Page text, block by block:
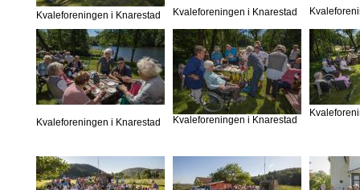
Kvaleforeningen i Knarestad Kvaleforeningen i Knarestad
Kvaleforeningen i Knarestad Kvaleforeningen i Knarestad